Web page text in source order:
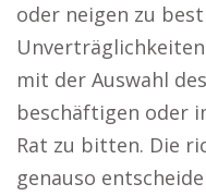
oder neigen zu
mit der Auswahl
beschäftigen oder
Rat zu bitten. Die
genauso